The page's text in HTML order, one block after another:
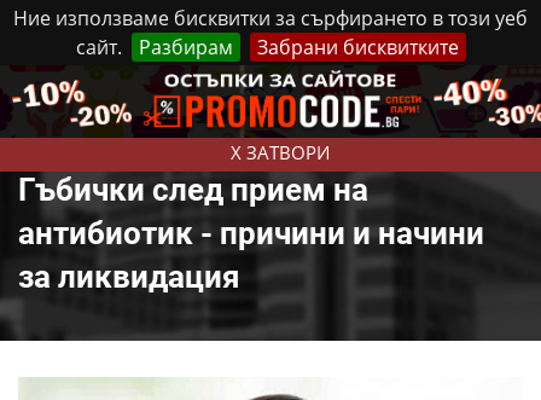
Ние използваме бисквитки за сърфирането в този уеб
сайт.
Разбирам Забрани бисквитките
X ЗАТВОРИ
Четвъртък, 6 Август, 2026 Реклама Контакти
Гъбички след прием на
антибиотик - причини и начини
за ликвидация